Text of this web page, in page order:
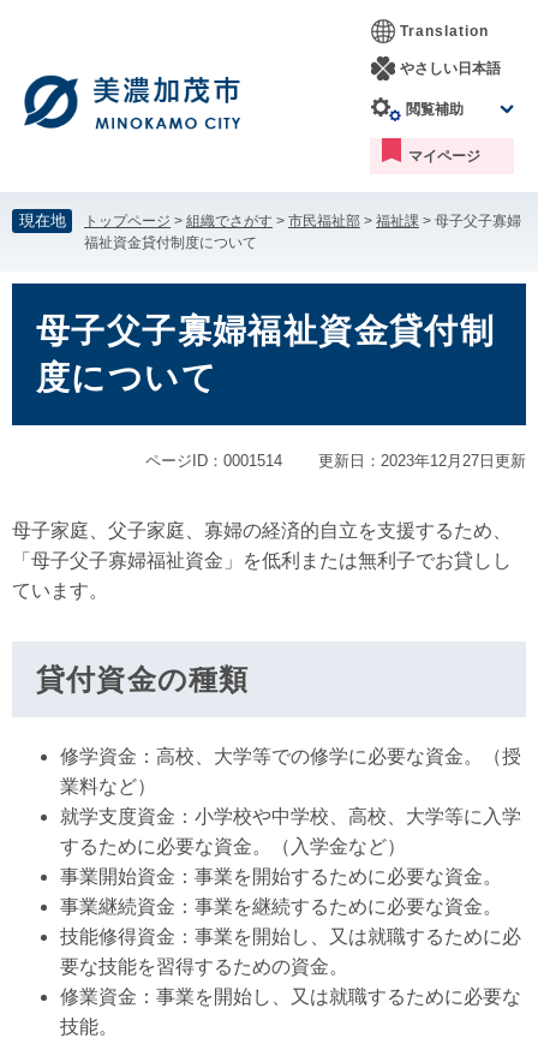
す。
し
て
本
へ
Translation
やさしい日本語
閲覧補助
マイページ
現在地 トップページ > 組織でさがす > 市民福祉部 > 福祉課 > 母子父子寡婦
福祉資金貸付制度について
母子父子寡婦福祉資金貸付制
度について
ページID：0001514 更新日：2023年12月27日更新
母子家庭、父子家庭、寡婦の経済的自立を支援するため、
「母子父子寡婦福祉資金」を低利または無利子でお貸しし
ています。
貸付資金の種類
修学資金：高校、大学等での修学に必要な資金。（授
業料など）
就学支度資金：小学校や中学校、高校、大学等に入学
するために必要な資金。（入学金など）
事業開始資金：事業を開始するために必要な資金。
事業継続資金：事業を継続するために必要な資金。
技能修得資金：事業を開始し、又は就職するために必
要な技能を習得するための資金。
修業資金：事業を開始し、又は就職するために必要な
技能。